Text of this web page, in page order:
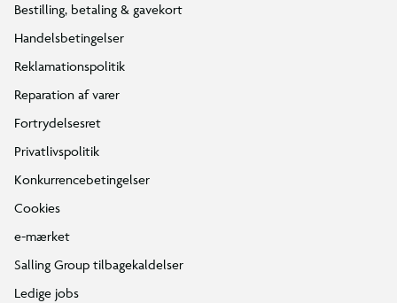
Bestilling, betaling & gavekort
Handelsbetingelser
Reklamationspolitik
Reparation af varer
Fortrydelsesret
Privatlivspolitik
Konkurrencebetingelser
Cookies
e-mærket
Salling Group tilbagekaldelser
Ledige jobs